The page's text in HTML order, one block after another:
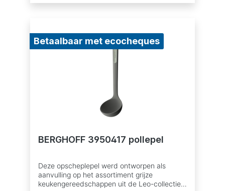
Betaalbaar met ecocheques
BERGHOFF 3950417 pollepel
Deze opscheplepel werd ontworpen als
aanvulling op het assortiment grijze
keukengereedschappen uit de Leo-collectie.